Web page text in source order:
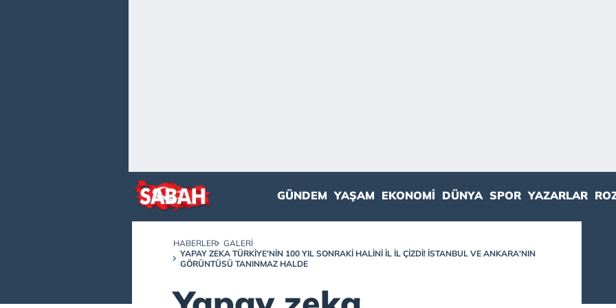
GÜNDEM YAŞAM EKONOMI DÜNYA SPOR YAZARLAR
HABERLER
GALERI
YAPAY ZEKA TÜRKIYE'NIN 100 YIL SONRAKI HALINI IL IL ÇIZDI! İSTANBUL VE ANKARA'NIN
GÖRÜNTÜSÜ TANINMAZ HALDE